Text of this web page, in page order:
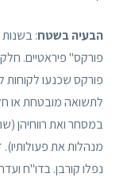
הבעיה בשטח
פורקס" פיראטיים.
פורקס שכנעו
לתשואה מובטחת או
במסחר ואת רווחיהן
מנהלות את
נפלו קורבן. בדו"ח